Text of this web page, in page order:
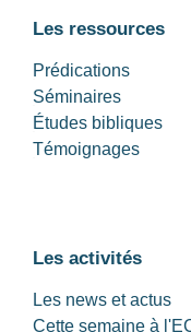
Les ressources
Prédications
Séminaires
Études bibliques
Témoignages
Les activités
Les news et actus
Cette semaine à